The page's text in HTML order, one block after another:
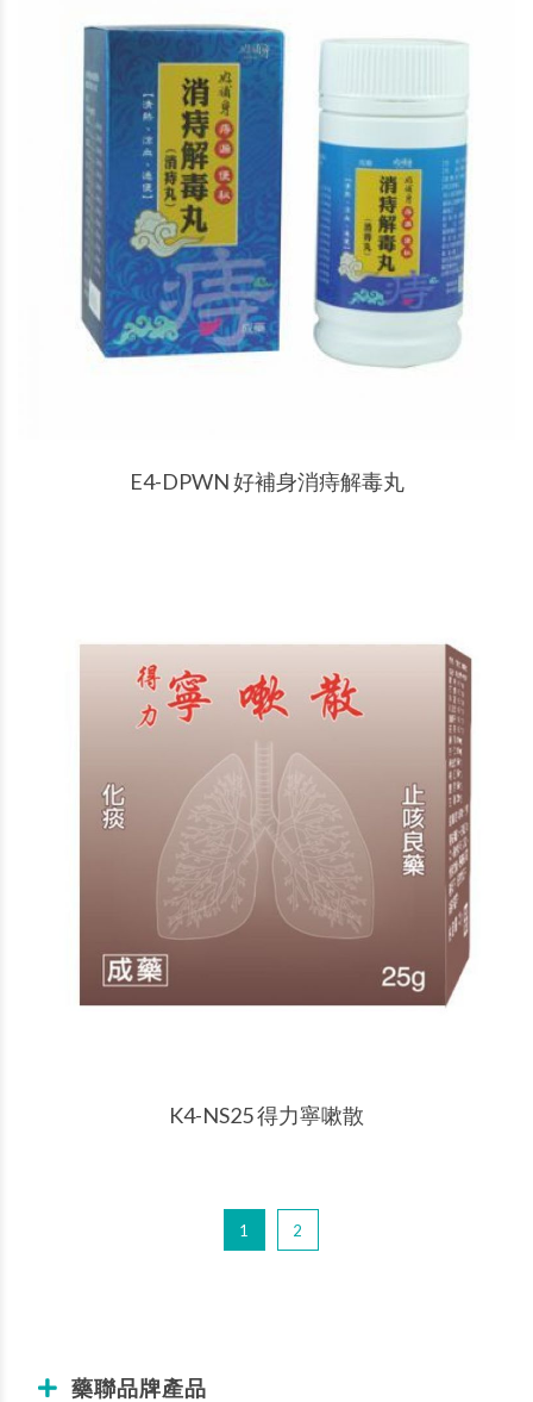
產品說明
E4-DPWN 好補身消痔解毒丸
產品說明
K4-NS25 得力寧嗽散
1 2
藥聯品牌產品